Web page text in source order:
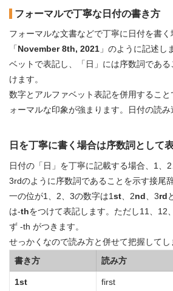
フォーマルで丁寧な日付の書き方
フォーマルな文書などで丁寧に日付を書
「November 8th, 2021 」のように記述し
ベットで表記し、「日」には序数詞であ
けます。
数字とアルファベット表記を併用するこ
ォーマルな印象が強まります。日付の読み
日を丁寧に書く場合は序数詞として
日付の「日」を丁寧に記載する場合、1、2
3rdのように序数詞であることを示す接尾
一の位が1、2、3の数字は1st 、2nd 、3rd
は-thをつけて表記します。ただし11、12
ず -th がつきます。
せっかくなので読み方と併せて把握してし
書き方
読み方
1st first